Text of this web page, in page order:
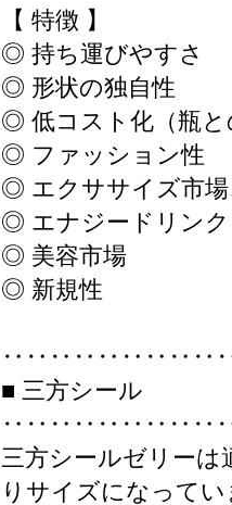
【 特徴 】
◎ 持ち運びやすさ
◎ 形状の独自性
◎ 低コスト化（瓶と
◎ ファッション性
◎ エクササイズ市
◎ エナジードリン
◎ 美容市場
◎ 新規性
■ 三方シール
三方シールゼリーは
りサイズになって